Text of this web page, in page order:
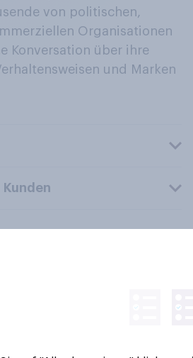
von politischen,
Organisationen
Konversation über ihre
und Marken
PLC. Alle Rechte vorbehalten.